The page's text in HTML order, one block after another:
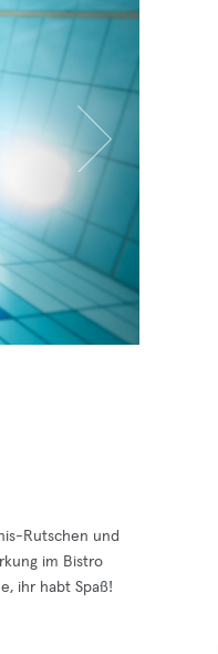
Rutschen und
im Bistro
ihr habt Spaß!